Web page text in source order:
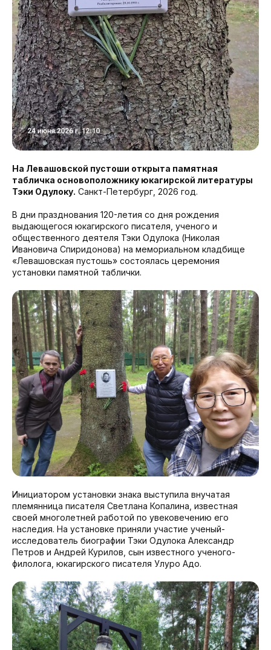
На Левашовской пустоши открыта памятная
табличка основоположнику юкагирской литературы
Тэки Одулоку. Санкт-Петербург, 2026 год.
В дни празднования 120-летия со дня рождения
выдающегося юкагирского писателя, ученого и
общественного деятеля Тэки Одулока (Николая
Ивановича Спиридонова) на мемориальном кладбище
«Левашовская пустошь» состоялась церемония
установки памятной таблички.
Инициатором установки знака выступила внучатая
племянница писателя Светлана Копалина, известная
своей многолетней работой по увековечению его
наследия. На установке приняли участие ученый-
исследователь биографии Тэки Одулока Александр
Петров и Андрей Курилов, сын известного ученого-
филолога, юкагирского писателя Улуро Адо.